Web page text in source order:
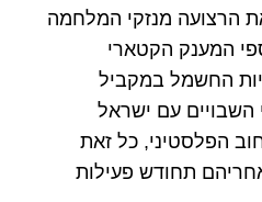
הרצועה מנזקי המלחמה
המענק הקטארי
החשמל במקביל
עם ישראל
הפלסטיני, כל זאת
תחודש פעילות